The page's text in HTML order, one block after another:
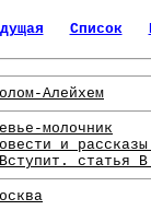
Список
Алейхем
молочник
и